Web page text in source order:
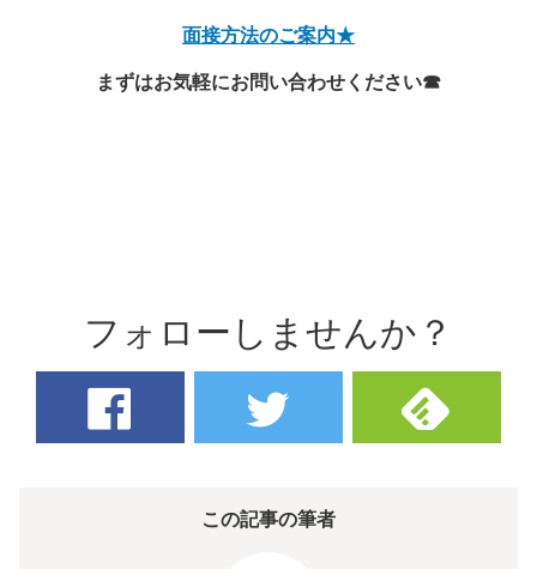
面接方法のご案内★
まずはお気軽にお問い合わせください☎
フォローしませんか？
この記事の筆者